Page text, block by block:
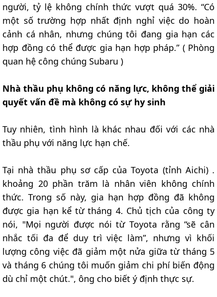
người, tỷ lệ không chính thức vượt quá 30%. “Có
một số trường hợp nhất định nghỉ việc do hoàn
cảnh cá nhân, nhưng chúng tôi đang gia hạn các
hợp đồng có thể được gia hạn hợp pháp.” ( Phòng
quan hệ công chúng Subaru )
Nhà thầu phụ không có năng lực, không thể giải
quyết vấn đề mà không có sự hy sinh
Tuy nhiên, tình hình là khác nhau đối với các nhà
thầu phụ với năng lực hạn chế.
Tại nhà thầu phụ sơ cấp của Toyota (tỉnh Aichi) .
khoảng 20 phần trăm là nhân viên không chính
thức. Trong số này, gia hạn hợp đồng đã không
được gia hạn kể từ tháng 4. Chủ tịch của công ty
nói, "Mọi người được nói từ Toyota rằng “sẽ cân
nhắc tối đa để duy trì việc làm”, nhưng vì khối
lượng công việc đã giảm một nửa giữa từ tháng 5
và tháng 6 chúng tôi muốn giảm chi phí biến động
dù chỉ một chút.", ông cho biết ý định thực sự.